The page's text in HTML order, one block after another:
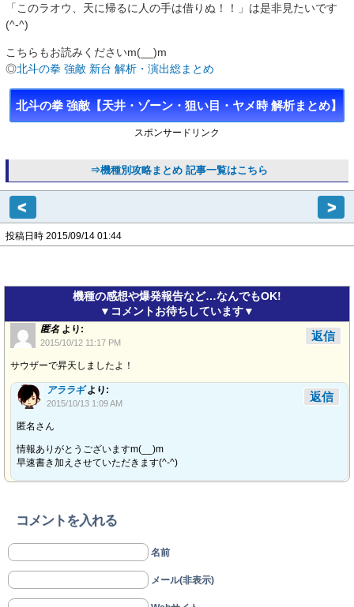
「このラオウ、天に帰るに人の手は借りぬ！！」は是非見たいです
(^-^)
こちらもお読みくださいm(__)m
◎北斗の拳 強敵 新台 解析・演出総まとめ
北斗の拳 強敵【天井・ゾーン・狙い目・ヤメ時 解析まとめ】
スポンサードリンク
⇒機種別攻略まとめ 記事一覧はこちら
< >
投稿日時 2015/09/14 01:44
機種の感想や爆発報告など…なんでもOK!
▼コメントお待ちしています▼
匿名 より:
2015/10/12 11:17 PM
サウザーで昇天しましたよ！
返信
アララギ より:
2015/10/13 1:09 AM
匿名さん
情報ありがとうございますm(__)m
早速書き加えさせていただきます(^-^)
返信
コメントを入れる
名前
メール(非表示)